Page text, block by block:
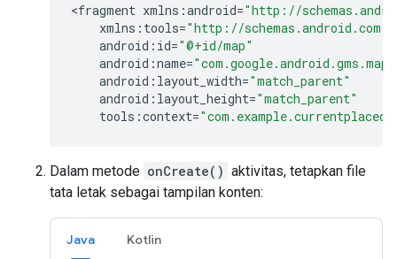
<fragment xmlns :android="http://
xmlns : tools="http://schemas.android.com/
android : id="@+id/map"
android :name=
android : layout_width="match_parent"
android : layout_height="match_parent"
tools :context=
Dalam metode onCreate() aktivitas, tetapkan file
tata letak sebagai tampilan konten:
Java Kotlin